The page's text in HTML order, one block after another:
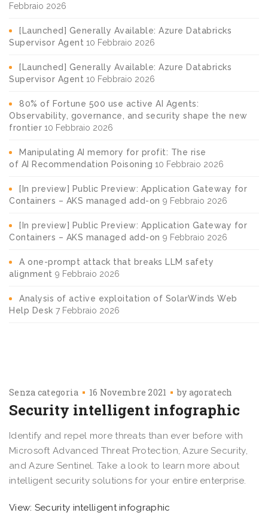
Febbraio 2026
[Launched] Generally Available: Azure Databricks
Supervisor Agent 10 Febbraio 2026
[Launched] Generally Available: Azure Databricks
Supervisor Agent 10 Febbraio 2026
80% of Fortune 500 use active AI Agents:
Observability, governance, and security shape the new
frontier 10 Febbraio 2026
Manipulating AI memory for profit: The rise
of AI Recommendation Poisoning 10 Febbraio 2026
[In preview] Public Preview: Application Gateway for
Containers – AKS managed add-on 9 Febbraio 2026
[In preview] Public Preview: Application Gateway for
Containers – AKS managed add-on 9 Febbraio 2026
A one-prompt attack that breaks LLM safety
alignment 9 Febbraio 2026
Analysis of active exploitation of SolarWinds Web
Help Desk 7 Febbraio 2026
Senza categoria 16 Novembre 2021 by agoratech
Security intelligent infographic
Identify and repel more threats than ever before with
Microsoft Advanced Threat Protection, Azure Security,
and Azure Sentinel. Take a look to learn more about
intelligent security solutions for your entire enterprise.
View: Security intelligent infographic